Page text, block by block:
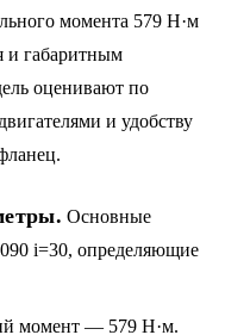
момента 579 Н·м
и габаритным
оценивают по
и удобству
Основные
i=30, определяющие
момент — 579 Н·м.